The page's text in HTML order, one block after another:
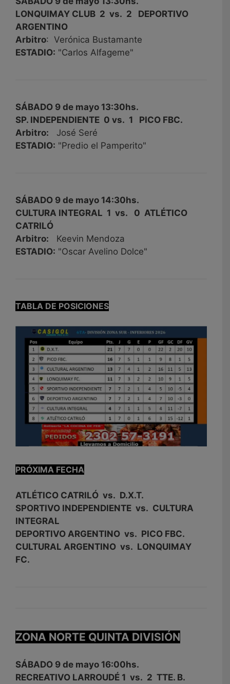
LONQUIMAY CLUB 2 vs. 2 DEPORTIVO
ARGENTINO
Arbitro: Verónica Bustamante
ESTADIO: "Carlos Alfageme"
SÁBADO 9 de mayo 13:30hs.
SP. INDEPENDIENTE 0 vs. 1 PICO FBC.
Arbitro: José Seré
ESTADIO: "Predio el Pamperito"
SÁBADO 9 de mayo 14:30hs.
CULTURA INTEGRAL 1 vs. 0 ATLÉTICO
CATRILÓ
Arbitro: Keevin Mendoza
ESTADIO: "Oscar Avelino Dolce"
TABLA DE POSICIONES
PRÓXIMA FECHA
ATLÉTICO CATRILÓ vs. D.X.T.
SPORTIVO INDEPENDIENTE vs. CULTURA
INTEGRAL
DEPORTIVO ARGENTINO vs. PICO FBC.
CULTURAL ARGENTINO vs. LONQUIMAY
FC.
ZONA NORTE QUINTA DIVISIÓN
SÁBADO 9 de mayo 16:00hs.
RECREATIVO LARROUDÉ 1 vs. 2 TTE. B.